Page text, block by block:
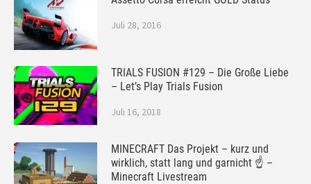
Juli 28, 2016
TRIALS FUSION #129 – Die Große Liebe
– Let’s Play Trials Fusion
Juli 16, 2018
MINECRAFT Das Projekt – kurz und
wirklich, statt lang und garnicht ☝ –
Minecraft Livestream